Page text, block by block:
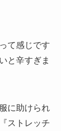
て感じです
と辛すぎま
に助けられ
ストレッチ